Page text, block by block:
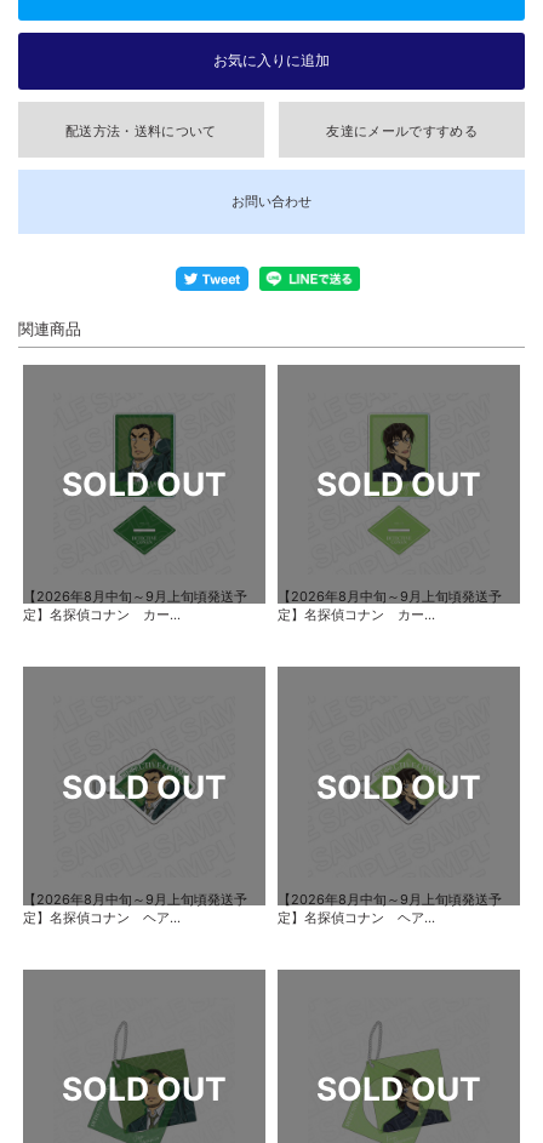
配送方法・送料について 友達にメールですすめる
お問い合わせ
関連商品
【2026年8月中旬～9月上旬頃発送予
定】名探偵コナン カー...
【2026年8月中旬～9月上旬頃発送予
定】名探偵コナン カー...
【2026年8月中旬～9月上旬頃発送予
定】名探偵コナン ヘア...
【2026年8月中旬～9月上旬頃発送予
定】名探偵コナン ヘア...